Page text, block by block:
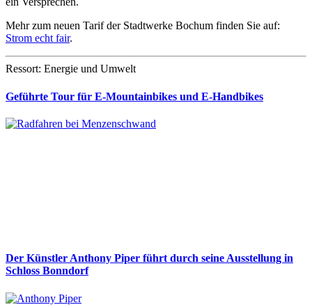
Mehr zum neuen Tarif der Stadtwerke Bochum finden Sie auf:
Strom echt fair.
Ressort: Energie und Umwelt
Geführte Tour für E-Mountainbikes und E-Handbikes
Der Künstler Anthony Piper führt durch seine Ausstellung in
Schloss Bonndorf